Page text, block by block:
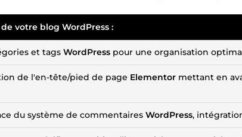
votre blog WordPress :
et tags WordPress pour une organisation
de l'en-tête/pied de page Elementor mettant en
du système de commentaires WordPress,